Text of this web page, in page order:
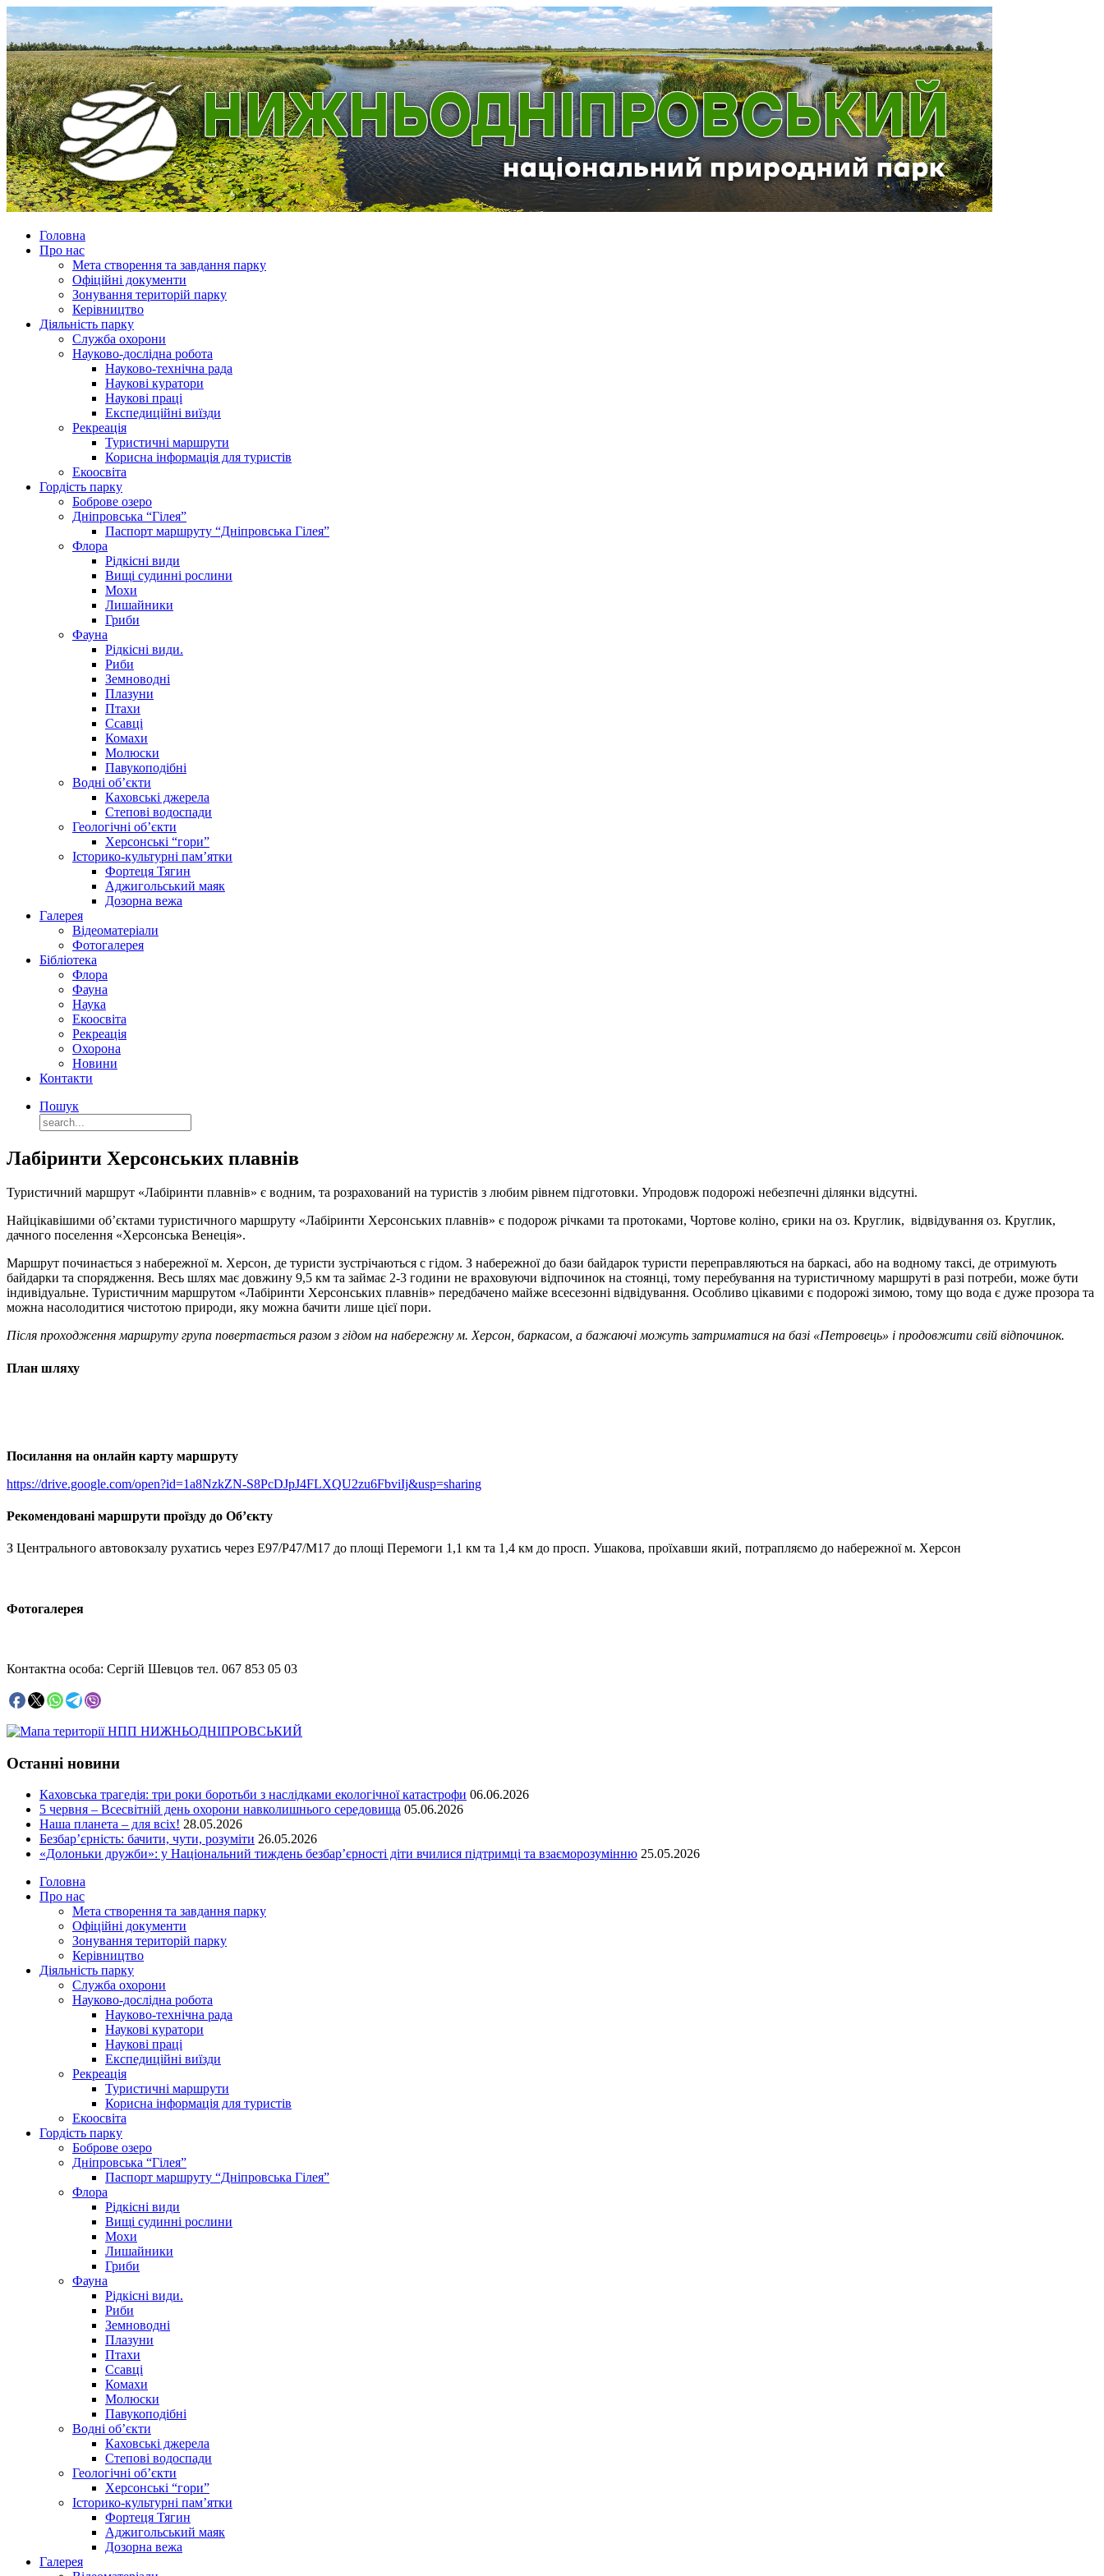
Головна
Про нас
Мета створення та завдання парку
Офіційні документи
Зонування територій парку
Керівництво
Діяльність парку
Служба охорони
Науково-дослідна робота
Науково-технічна рада
Наукові куратори
Наукові праці
Експедиційні виїзди
Рекреація
Туристичні маршрути
Корисна інформація для туристів
Екоосвіта
Гордість парку
Боброве озеро
Дніпровська “Гілея”
Паспорт маршруту “Дніпровська Гілея”
Флора
Рідкісні види
Вищі судинні рослини
Мохи
Лишайники
Гриби
Фауна
Рідкісні види.
Риби
Земноводні
Плазуни
Птахи
Ссавці
Комахи
Молюски
Павукоподібні
Водні об’єкти
Каховські джерела
Степові водоспади
Геологічні об’єкти
Херсонські “гори”
Історико-культурні пам’ятки
Фортеця Тягин
Аджигольський маяк
Дозорна вежа
Галерея
Відеоматеріали
Фотогалерея
Бібліотека
Флора
Фауна
Наука
Екоосвіта
Рекреація
Охорона
Новини
Контакти
Пошук
Лабіринти Херсонських плавнів
Туристичний маршрут «Лабіринти плавнів» є водним, та розрахований на туристів з любим рівнем підготовки. Упродовж подорожі небезпечні ділянки відсутні.
Найцікавішими об’єктами туристичного маршруту «Лабіринти Херсонських плавнів» є подорож річками та протоками, Чортове коліно, єрики на оз. Круглик, відвідування оз. Круглик,
дачного поселення «Херсонська Венеція».
Маршрут починається з набережної м. Херсон, де туристи зустрічаються с гідом. З набережної до бази байдарок туристи переправляються на баркасі, або на водному таксі, де отримують
байдарки та спорядження. Весь шлях має довжину 9,5 км та займає 2-3 години не враховуючи відпочинок на стоянці, тому перебування на туристичному маршруті в разі потреби, може бути
індивідуальне. Туристичним маршрутом «Лабіринти Херсонських плавнів» передбачено майже всесезонні відвідування. Особливо цікавими є подорожі зимою, тому що вода є дуже прозора та
можна насолодитися чистотою природи, яку можна бачити лише цієї пори.
Після проходження маршруту група повертається разом з гідом на набережну м. Херсон, баркасом, а бажаючі можуть затриматися на базі «Петровець» і продовжити свій відпочинок.
План шляху
Посилання на онлайн карту маршруту
https://drive.google.com/open?id=1a8NzkZN-S8PcDJpJ4FLXQU2zu6FbviIj&usp=sharing
Рекомендовані маршрути проїзду до Об’єкту
З Центрального автовокзалу рухатись через E97/P47/М17 до площі Перемоги 1,1 км та 1,4 км до просп. Ушакова, проїхавши який, потрапляємо до набережної м. Херсон
Фотогалерея
Контактна особа: Сергій Шевцов тел. 067 853 05 03
Останні новини
Каховська трагедія: три роки боротьби з наслідками екологічної катастрофи 06.06.2026
5 червня – Всесвітній день охорони навколишнього середовища 05.06.2026
Наша планета – для всіх! 28.05.2026
Безбар’єрність: бачити, чути, розуміти 26.05.2026
«Долоньки дружби»: у Національний тиждень безбар’єрності діти вчилися підтримці та взаєморозумінню 25.05.2026
Головна
Про нас
Мета створення та завдання парку
Офіційні документи
Зонування територій парку
Керівництво
Діяльність парку
Служба охорони
Науково-дослідна робота
Науково-технічна рада
Наукові куратори
Наукові праці
Експедиційні виїзди
Рекреація
Туристичні маршрути
Корисна інформація для туристів
Екоосвіта
Гордість парку
Боброве озеро
Дніпровська “Гілея”
Паспорт маршруту “Дніпровська Гілея”
Флора
Рідкісні види
Вищі судинні рослини
Мохи
Лишайники
Гриби
Фауна
Рідкісні види.
Риби
Земноводні
Плазуни
Птахи
Ссавці
Комахи
Молюски
Павукоподібні
Водні об’єкти
Каховські джерела
Степові водоспади
Геологічні об’єкти
Херсонські “гори”
Історико-культурні пам’ятки
Фортеця Тягин
Аджигольський маяк
Дозорна вежа
Галерея